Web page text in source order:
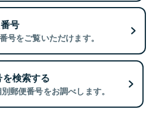
号
号をご覧いただけます。
検索する
郵便番号をお調べします。